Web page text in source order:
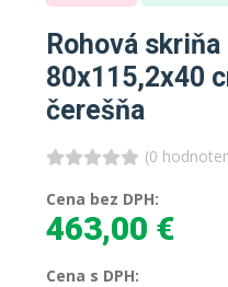
Rohová
80x115,2x40
čerešňa
(0
Cena bez DPH:
463,00 €
Cena s DPH: